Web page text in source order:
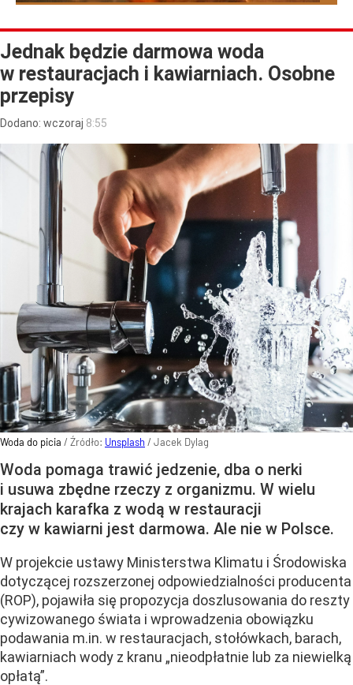
Jednak będzie darmowa woda
w restauracjach i kawiarniach. Osobne
przepisy
Dodano: wczoraj 8:55
Woda do picia / Źródło: Unsplash / Jacek Dylag
Woda pomaga trawić jedzenie, dba o nerki
i usuwa zbędne rzeczy z organizmu. W wielu
krajach karafka z wodą w restauracji
czy w kawiarni jest darmowa. Ale nie w Polsce.
W projekcie ustawy Ministerstwa Klimatu i Środowiska
dotyczącej rozszerzonej odpowiedzialności producenta
(ROP), pojawiła się propozycja doszlusowania do reszty
cywizowanego świata i wprowadzenia obowiązku
podawania m.in. w restauracjach, stołówkach, barach,
kawiarniach wody z kranu „nieodpłatnie lub za niewielką
opłatą”.